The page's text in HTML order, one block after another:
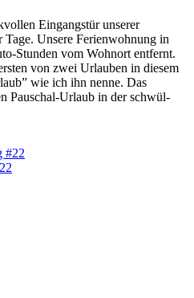
Eingangstür unserer
Unsere Ferienwohnung in
Stunden vom Wohnort entfernt.
von zwei Urlauben in diesem
wie ich ihn nenne. Das
Pauschal-Urlaub in der schwül-